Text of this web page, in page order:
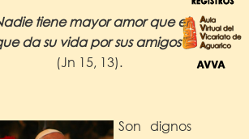
tiene mayor amor que el
da su vida por sus amigos"
(Jn 15, 13).
Son dignos